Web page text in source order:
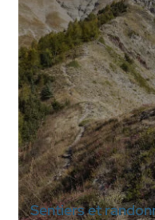
Sentiers et